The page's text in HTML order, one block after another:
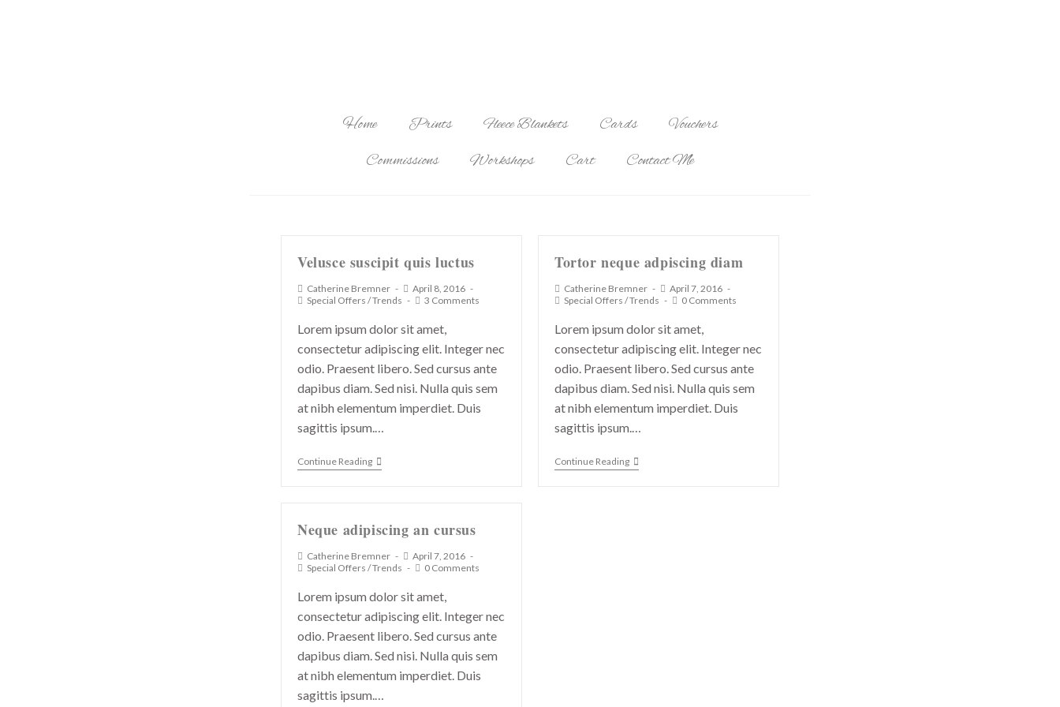
Home Prints Fleece Blankets Cards
Vouchers
Commissions
Workshops Cart Contact Me
Velusce suscipit quis luctus
Catherine Bremner
April 8, 2016
Special Offers /Trends 3 Comments
Lorem ipsum dolor sit amet,
consectetur adipiscing elit. Integer nec
odio. Praesent libero. Sed cursus ante
dapibus diam. Sed nisi. Nulla quis sem
at nibh elementum imperdiet. Duis
sagittis ipsum.…
Continue Reading
Tortor neque adpiscing diam
Catherine Bremner
April 7, 2016
Special Offers /Trends 0 Comments
Lorem ipsum dolor sit amet,
consectetur adipiscing elit. Integer nec
odio. Praesent libero. Sed cursus ante
dapibus diam. Sed nisi. Nulla quis sem
at nibh elementum imperdiet. Duis
sagittis ipsum.…
Continue Reading
Neque adipiscing an cursus
Catherine Bremner
April 7, 2016
Special Offers /Trends 0 Comments
Lorem ipsum dolor sit amet,
consectetur adipiscing elit. Integer nec
odio. Praesent libero. Sed cursus ante
dapibus diam. Sed nisi. Nulla quis sem
at nibh elementum imperdiet. Duis
sagittis ipsum.…